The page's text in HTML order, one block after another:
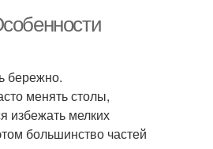
бережно.
менять столы,
избежать мелких
большинство частей